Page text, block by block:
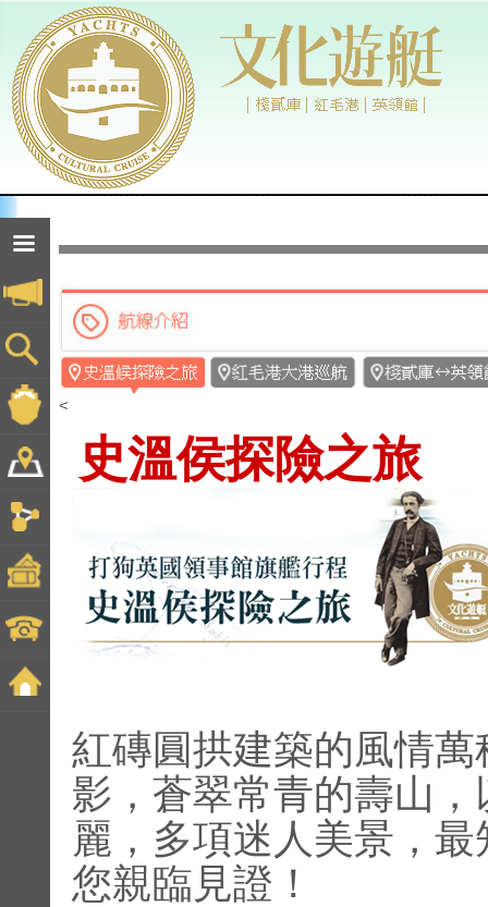
<
史溫侯探險之旅
紅磚圓拱建築的風情
影，蒼翠常青的壽山
麗，多項迷人美景，
您親臨見證！